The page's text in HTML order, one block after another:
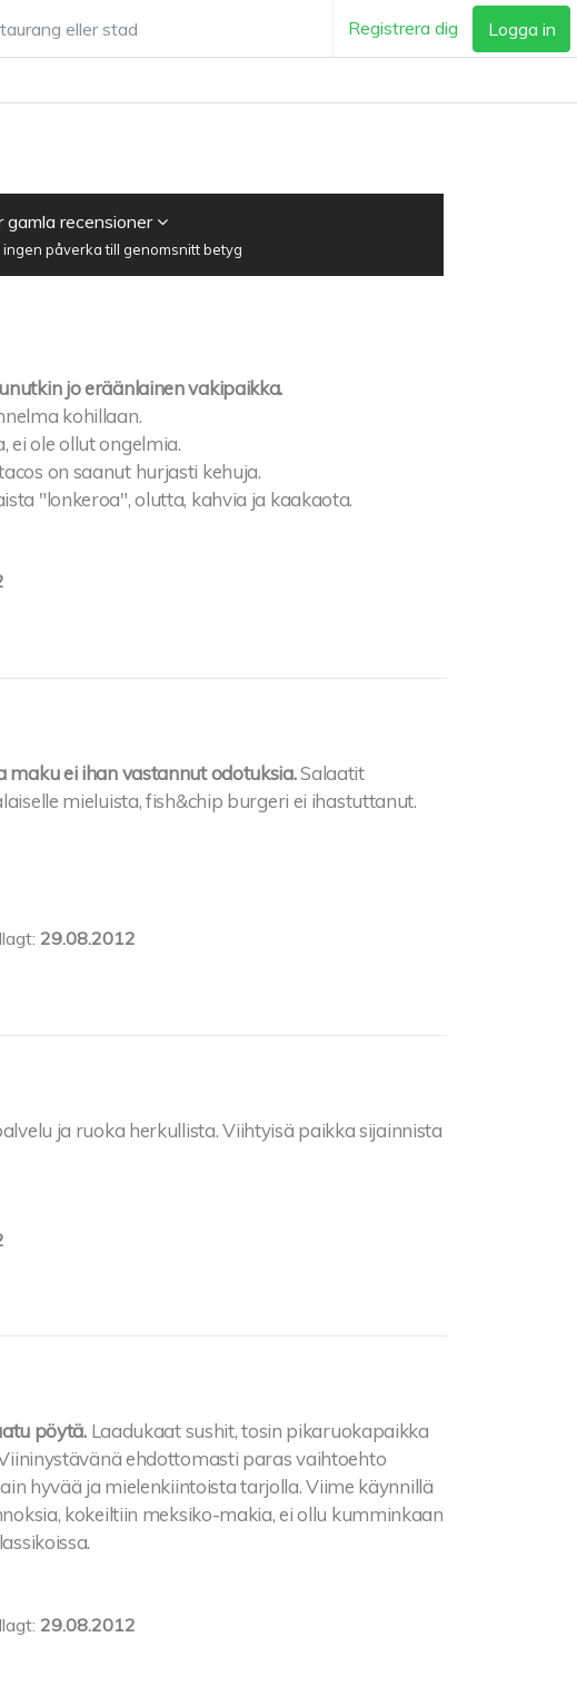
Registrera dig Logga in
gamla recensioner
påverka till genomsnitt betyg
jo eräänlainen vakipaikka.
kohillaan.
ei ole ollut ongelmia.
on saanut hurjasti kehuja.
"lonkeroa", olutta, kahvia ja kaakaota.
ei ihan vastannut odotuksia.Salaatit
mieluista, fish&chip burgeri ei ihastuttanut.
29.08.2012
ja ruoka herkullista. Viihtyisä paikka sijainnista
pöytä. Laadukaat sushit, tosin pikaruokapaikka
ehdottomasti paras vaihtoehto
hyvää ja mielenkiintoista tarjolla. Viime käynnillä
kokeiltiin meksiko-makia, ei ollu kumminkaan
29.08.2012